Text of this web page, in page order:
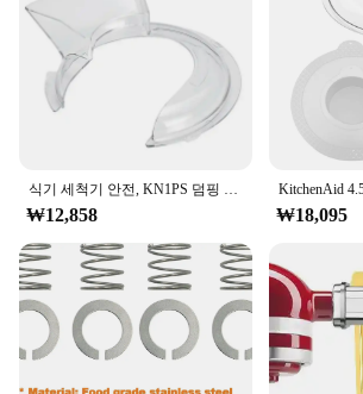
식기 세척기 안전, KN1PS 덤핑 커버, 4.5-5 쿼트, KN1PS 덤핑 쉴드 브래킷 믹서 호환, 주방 보조용 푸어링 쉴드
₩12,858 ₩18,095